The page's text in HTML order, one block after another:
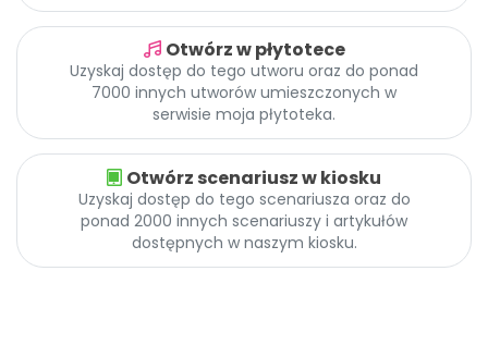
Otwórz w płytotece
Uzyskaj dostęp do tego utworu oraz do ponad
7000 innych utworów umieszczonych w
serwisie moja płytoteka.
Otwórz scenariusz w kiosku
Uzyskaj dostęp do tego scenariusza oraz do
ponad 2000 innych scenariuszy i artykułów
dostępnych w naszym kiosku.